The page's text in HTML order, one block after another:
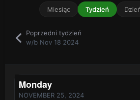
Poprzedni tydzień
w/b Nov 18 2024
Miesiąc Tydzień
Monday
NOVEMBER 25, 2024